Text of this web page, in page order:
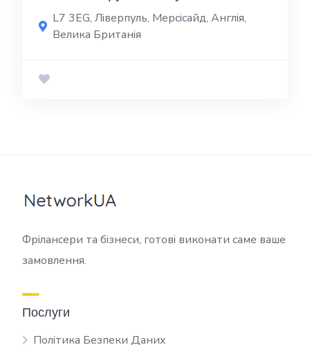
L7 3EG, Ліверпуль, Мерсісайд, Англія,
Велика Британія
Фрілансери та бізнеси, готові виконати саме ваше
замовлення.
Послуги
Політика Безпеки Даних